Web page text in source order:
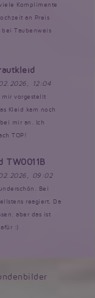
Komplimente
an Preis
Taubenweis
12:04
mir vorgestellt
Kleid kam noch
mir an. Ich
TOP!
TW0011B
09:02
Bei
reagiert. Da
aber das ist
:)